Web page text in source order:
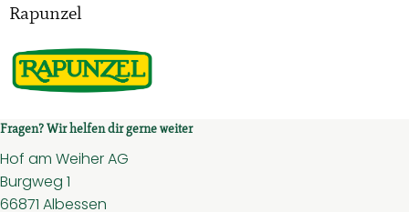
Rapunzel
Fragen? Wir helfen dir gerne weiter
Hof am Weiher AG
Burgweg 1
66871 Albessen